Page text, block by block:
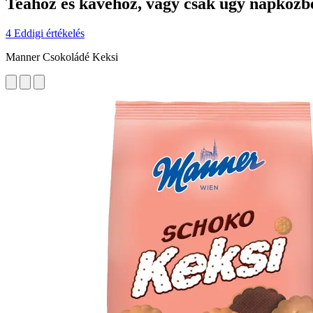
4 Eddigi értékelés
Manner Csokoládé Keksi